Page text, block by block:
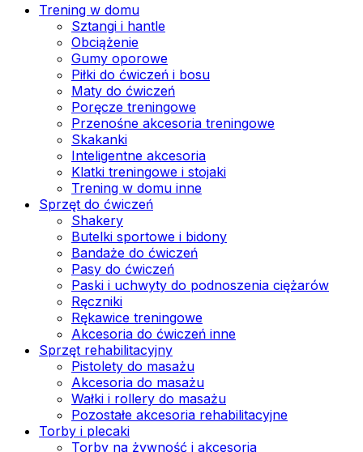
Trening w domu
Sztangi i hantle
Obciążenie
Gumy oporowe
Piłki do ćwiczeń i bosu
Maty do ćwiczeń
Poręcze treningowe
Przenośne akcesoria treningowe
Skakanki
Inteligentne akcesoria
Klatki treningowe i stojaki
Trening w domu inne
Sprzęt do ćwiczeń
Shakery
Butelki sportowe i bidony
Bandaże do ćwiczeń
Pasy do ćwiczeń
Paski i uchwyty do podnoszenia ciężarów
Ręczniki
Rękawice treningowe
Akcesoria do ćwiczeń inne
Sprzęt rehabilitacyjny
Pistolety do masażu
Akcesoria do masażu
Wałki i rollery do masażu
Pozostałe akcesoria rehabilitacyjne
Torby i plecaki
Torby na żywność i akcesoria